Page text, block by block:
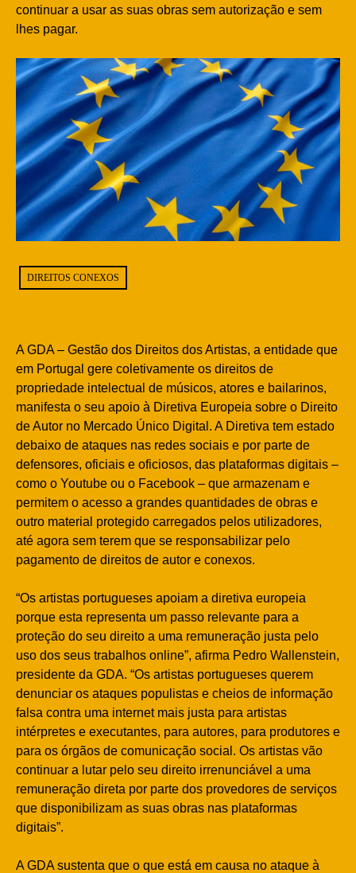
continuar a usar as suas obras sem autorização e sem
lhes pagar.
DIREITOS CONEXOS
A GDA – Gestão dos Direitos dos Artistas, a entidade que
em Portugal gere coletivamente os direitos de
propriedade intelectual de músicos, atores e bailarinos,
manifesta o seu apoio à Diretiva Europeia sobre o Direito
de Autor no Mercado Único Digital. A Diretiva tem estado
debaixo de ataques nas redes sociais e por parte de
defensores, oficiais e oficiosos, das plataformas digitais –
como o Youtube ou o Facebook – que armazenam e
permitem o acesso a grandes quantidades de obras e
outro material protegido carregados pelos utilizadores,
até agora sem terem que se responsabilizar pelo
pagamento de direitos de autor e conexos.
“Os artistas portugueses apoiam a diretiva europeia
porque esta representa um passo relevante para a
proteção do seu direito a uma remuneração justa pelo
uso dos seus trabalhos online”, afirma Pedro Wallenstein,
presidente da GDA. “Os artistas portugueses querem
denunciar os ataques populistas e cheios de informação
falsa contra uma internet mais justa para artistas
intérpretes e executantes, para autores, para produtores e
para os órgãos de comunicação social. Os artistas vão
continuar a lutar pelo seu direito irrenunciável a uma
remuneração direta por parte dos provedores de serviços
que disponibilizam as suas obras nas plataformas
digitais”.
A GDA sustenta que o que está em causa no ataque à